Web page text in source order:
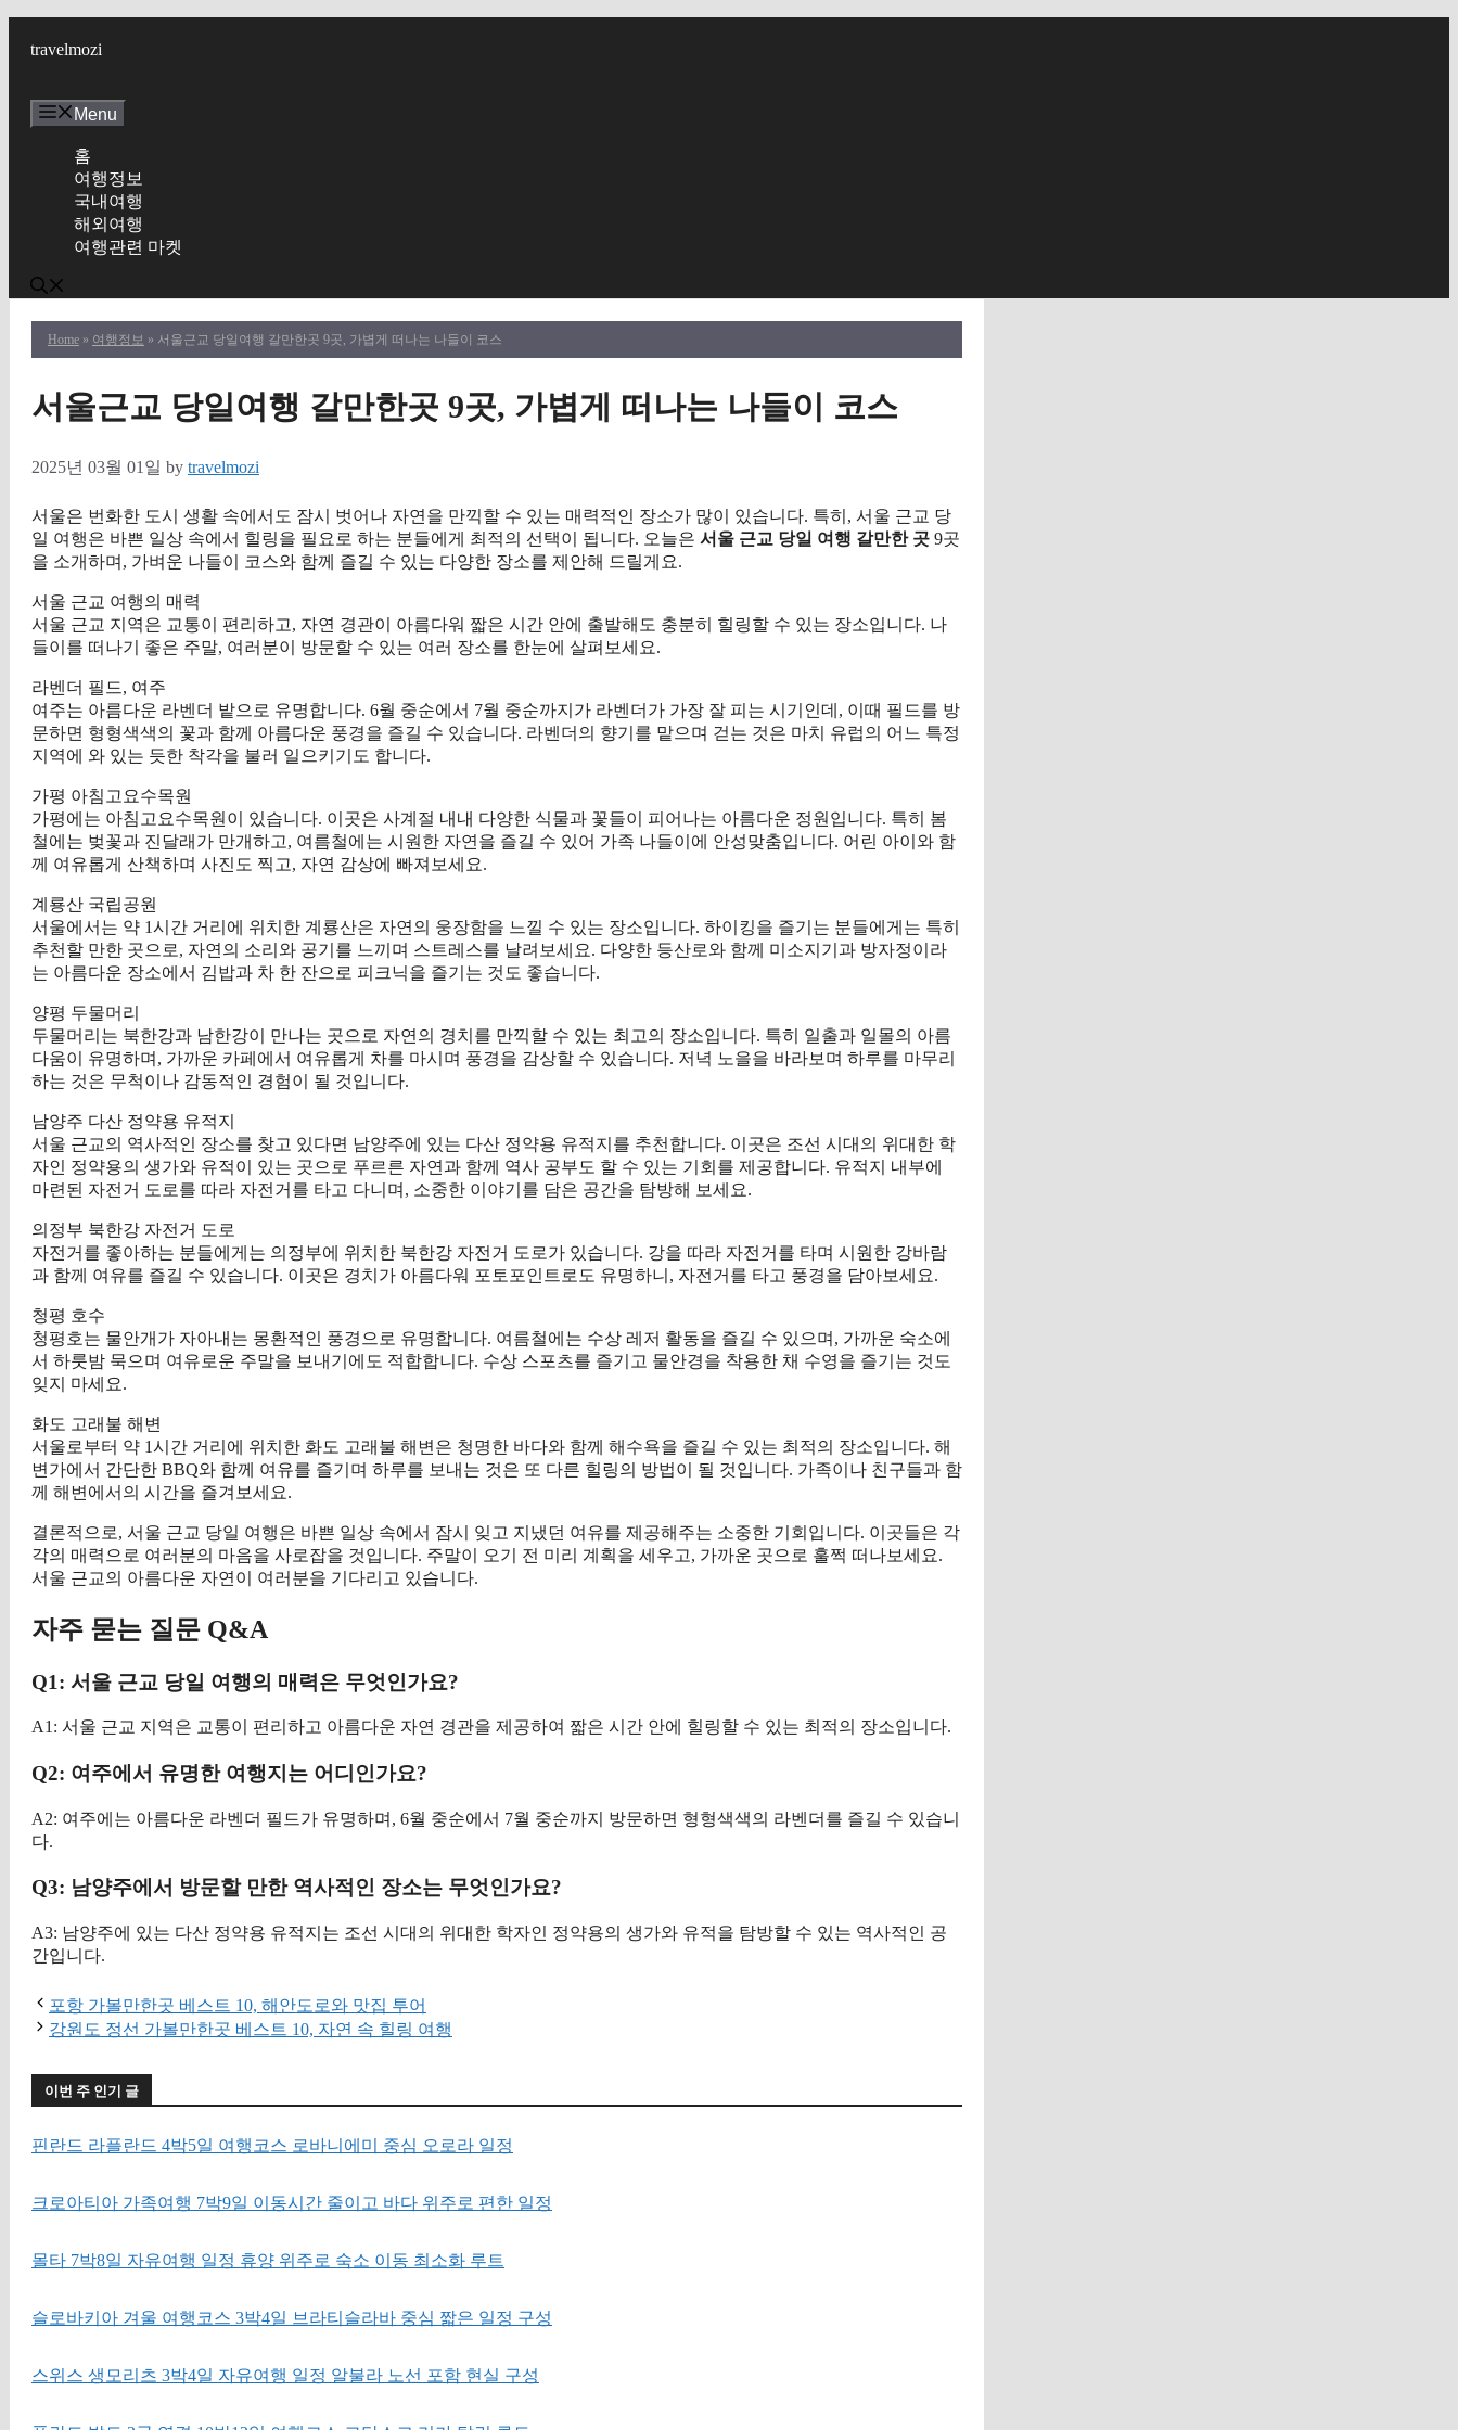
travelmozi
Menu
홈
여행정보
국내여행
해외여행
여행관련 마켓
Home » 여행정보 » 서울근교 당일여행 갈만한곳 9곳, 가볍게 떠나는 나들이 코스
서울근교 당일여행 갈만한곳 9곳, 가볍게 떠나는 나들이 코스
2025년 03월 01일 by travelmozi
서울은 번화한 도시 생활 속에서도 잠시 벗어나 자연을 만끽할 수 있는 매력적인 장소가 많이 있습니다. 특히, 서울 근교 당
일 여행은 바쁜 일상 속에서 힐링을 필요로 하는 분들에게 최적의 선택이 됩니다. 오늘은 서울 근교 당일 여행 갈만한 곳 9곳
을 소개하며, 가벼운 나들이 코스와 함께 즐길 수 있는 다양한 장소를 제안해 드릴게요.
서울 근교 여행의 매력
서울 근교 지역은 교통이 편리하고, 자연 경관이 아름다워 짧은 시간 안에 출발해도 충분히 힐링할 수 있는 장소입니다. 나
들이를 떠나기 좋은 주말, 여러분이 방문할 수 있는 여러 장소를 한눈에 살펴보세요.
라벤더 필드, 여주
여주는 아름다운 라벤더 밭으로 유명합니다. 6월 중순에서 7월 중순까지가 라벤더가 가장 잘 피는 시기인데, 이때 필드를 방
문하면 형형색색의 꽃과 함께 아름다운 풍경을 즐길 수 있습니다. 라벤더의 향기를 맡으며 걷는 것은 마치 유럽의 어느 특정
지역에 와 있는 듯한 착각을 불러 일으키기도 합니다.
가평 아침고요수목원
가평에는 아침고요수목원이 있습니다. 이곳은 사계절 내내 다양한 식물과 꽃들이 피어나는 아름다운 정원입니다. 특히 봄
철에는 벚꽃과 진달래가 만개하고, 여름철에는 시원한 자연을 즐길 수 있어 가족 나들이에 안성맞춤입니다. 어린 아이와 함
께 여유롭게 산책하며 사진도 찍고, 자연 감상에 빠져보세요.
계룡산 국립공원
서울에서는 약 1시간 거리에 위치한 계룡산은 자연의 웅장함을 느낄 수 있는 장소입니다. 하이킹을 즐기는 분들에게는 특히
추천할 만한 곳으로, 자연의 소리와 공기를 느끼며 스트레스를 날려보세요. 다양한 등산로와 함께 미소지기과 방자정이라
는 아름다운 장소에서 김밥과 차 한 잔으로 피크닉을 즐기는 것도 좋습니다.
양평 두물머리
두물머리는 북한강과 남한강이 만나는 곳으로 자연의 경치를 만끽할 수 있는 최고의 장소입니다. 특히 일출과 일몰의 아름
다움이 유명하며, 가까운 카페에서 여유롭게 차를 마시며 풍경을 감상할 수 있습니다. 저녁 노을을 바라보며 하루를 마무리
하는 것은 무척이나 감동적인 경험이 될 것입니다.
남양주 다산 정약용 유적지
서울 근교의 역사적인 장소를 찾고 있다면 남양주에 있는 다산 정약용 유적지를 추천합니다. 이곳은 조선 시대의 위대한 학
자인 정약용의 생가와 유적이 있는 곳으로 푸르른 자연과 함께 역사 공부도 할 수 있는 기회를 제공합니다. 유적지 내부에
마련된 자전거 도로를 따라 자전거를 타고 다니며, 소중한 이야기를 담은 공간을 탐방해 보세요.
의정부 북한강 자전거 도로
자전거를 좋아하는 분들에게는 의정부에 위치한 북한강 자전거 도로가 있습니다. 강을 따라 자전거를 타며 시원한 강바람
과 함께 여유를 즐길 수 있습니다. 이곳은 경치가 아름다워 포토포인트로도 유명하니, 자전거를 타고 풍경을 담아보세요.
청평 호수
청평호는 물안개가 자아내는 몽환적인 풍경으로 유명합니다. 여름철에는 수상 레저 활동을 즐길 수 있으며, 가까운 숙소에
서 하룻밤 묵으며 여유로운 주말을 보내기에도 적합합니다. 수상 스포츠를 즐기고 물안경을 착용한 채 수영을 즐기는 것도
잊지 마세요.
화도 고래불 해변
서울로부터 약 1시간 거리에 위치한 화도 고래불 해변은 청명한 바다와 함께 해수욕을 즐길 수 있는 최적의 장소입니다. 해
변가에서 간단한 BBQ와 함께 여유를 즐기며 하루를 보내는 것은 또 다른 힐링의 방법이 될 것입니다. 가족이나 친구들과 함
께 해변에서의 시간을 즐겨보세요.
결론적으로, 서울 근교 당일 여행은 바쁜 일상 속에서 잠시 잊고 지냈던 여유를 제공해주는 소중한 기회입니다. 이곳들은 각
각의 매력으로 여러분의 마음을 사로잡을 것입니다. 주말이 오기 전 미리 계획을 세우고, 가까운 곳으로 훌쩍 떠나보세요.
서울 근교의 아름다운 자연이 여러분을 기다리고 있습니다.
자주 묻는 질문 Q&A
Q1: 서울 근교 당일 여행의 매력은 무엇인가요?
A1: 서울 근교 지역은 교통이 편리하고 아름다운 자연 경관을 제공하여 짧은 시간 안에 힐링할 수 있는 최적의 장소입니다.
Q2: 여주에서 유명한 여행지는 어디인가요?
A2: 여주에는 아름다운 라벤더 필드가 유명하며, 6월 중순에서 7월 중순까지 방문하면 형형색색의 라벤더를 즐길 수 있습니
다.
Q3: 남양주에서 방문할 만한 역사적인 장소는 무엇인가요?
A3: 남양주에 있는 다산 정약용 유적지는 조선 시대의 위대한 학자인 정약용의 생가와 유적을 탐방할 수 있는 역사적인 공
간입니다.
포항 가볼만한곳 베스트 10, 해안도로와 맛집 투어
강원도 정선 가볼만한곳 베스트 10, 자연 속 힐링 여행
이번 주 인기 글
핀란드 라플란드 4박5일 여행코스 로바니에미 중심 오로라 일정
크로아티아 가족여행 7박9일 이동시간 줄이고 바다 위주로 편한 일정
몰타 7박8일 자유여행 일정 휴양 위주로 숙소 이동 최소화 루트
슬로바키아 겨울 여행코스 3박4일 브라티슬라바 중심 짧은 일정 구성
스위스 생모리츠 3박4일 자유여행 일정 알불라 노선 포함 현실 구성